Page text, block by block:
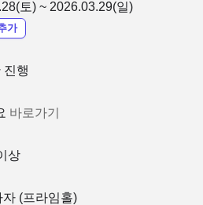
토) ~ 2026.03.29(일)
가
진행
바로가기
상
(프라임홀)